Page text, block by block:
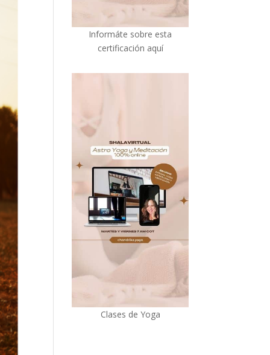
Informáte sobre esta
certificación aquí
Clases de Yoga